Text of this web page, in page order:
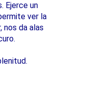
Ejerce un
ver la
nos da alas